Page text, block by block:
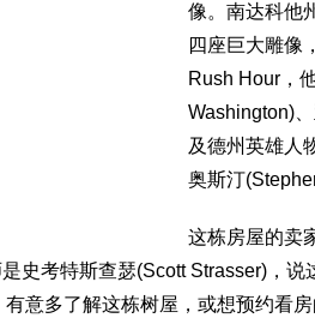
像。南达科他
四座巨大雕像
Rush Hour，
Washington)
及德州英雄人
奥斯汀
这栋房屋的卖
史考特斯查瑟(Scott Strasser)，
意多了解这栋树屋，或想预约看